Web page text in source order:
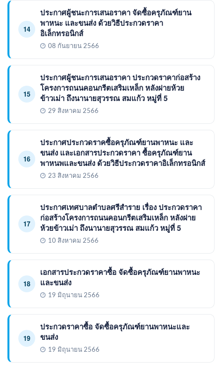
14
ประกาศผู้ชนะการเสนอราคา จัดซื้อครุภัณฑ์ยาน
พาหนะ และขนส่ง ด้วยวิธีประกวดราคา
อิเล็กทรอนิกส์
08 กันยายน 2566
15
ประกาศผู้ชนะการเสนอราคา ประกวดราคาก่อสร้าง
โครงการถนนคอนกรีตเสริมเหล็ก หลังฝายห้วย
ข้าวเม่า ถึงนานายสุวรรณ สมแก้ว หมู่ที่ 5
29 สิงหาคม 2566
16
ประกาศประกวดราคซื้อครุภัณฑ์ยานพาหนะ และ
ขนส่ง และเอกสารประกวดราคา ซื้อครุภัณฑ์ยาน
พาหนพและขนส่ง ด้วยวิธีประกวดราคาอิเล็กทรอนิกส์
23 สิงหาคม 2566
17
ประกาศเทศบาลตำบลศรีสำราย เรื่อง ประกวดราคา
ก่อสร้างโครงการถนนคอนกรีตเสริมเหล็ก หลังฝาย
ห้วยข้าวเม่า ถึงนานายสุวรรณ สมแก้ว หมู่ที่ 5
10 สิงหาคม 2566
18
เอกสารประกวดราคาซื้อ จัดซื้อครุภัณฑ์ยานพาหนะ
และขนส่ง
19 มิถุนายน 2566
19
ประกวดราคาซื้อ จัดซื้อครุภัณฑ์ยานพาหนะและ
ขนส่ง
19 มิถุนายน 2566